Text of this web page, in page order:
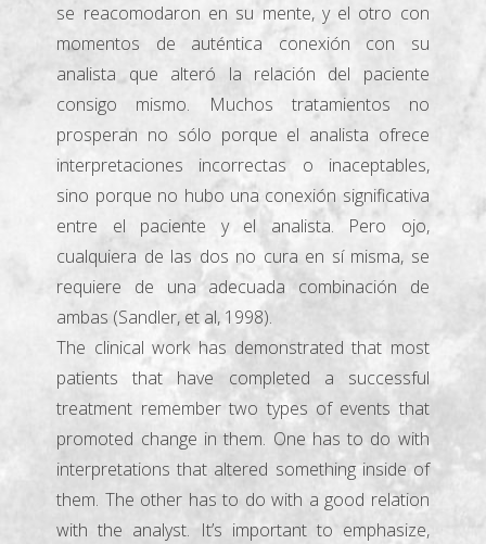
se reacomodaron en su mente, y el otro con
momentos de auténtica conexión con su
analista que alteró la relación del paciente
consigo mismo. Muchos tratamientos no
prosperan no sólo porque el analista ofrece
interpretaciones incorrectas o inaceptables,
sino porque no hubo una conexión significativa
entre el paciente y el analista. Pero ojo,
cualquiera de las dos no cura en sí misma, se
requiere de una adecuada combinación de
ambas (Sandler, et al, 1998).
The clinical work has demonstrated that most
patients that have completed a successful
treatment remember two types of events that
promoted change in them. One has to do with
interpretations that altered something inside of
them. The other has to do with a good relation
with the analyst. It’s important to emphasize,